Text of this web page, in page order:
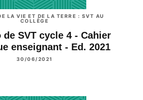
LA VIE ET DE LA TERRE : SVT AU
COLLÈGE
de SVT cycle 4 - Cahier
enseignant - Ed. 2021
30/06/2021